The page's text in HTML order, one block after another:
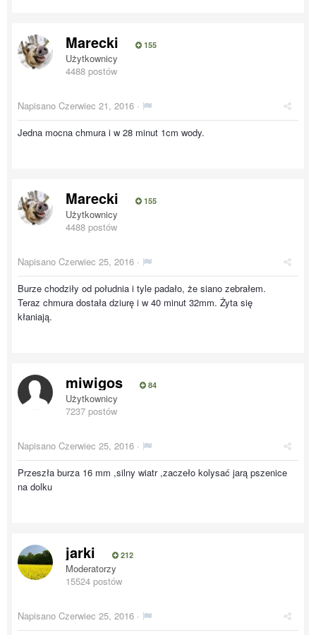
Marecki 155
Użytkownicy
4488 postów
Napisano Czerwiec 21, 2016 ·
Jedna mocna chmura i w 28 minut 1cm wody.
Marecki 155
Użytkownicy
4488 postów
Napisano Czerwiec 25, 2016 ·
Burze chodziły od południa i tyle padało, że siano zebrałem.
Teraz chmura dostała dziurę i w 40 minut 32mm. Żyta się
kłaniają.
miwigos 84
Użytkownicy
7237 postów
Napisano Czerwiec 25, 2016 ·
Przeszła burza 16 mm ,silny wiatr ,zaczeło kolysać jarą pszenice
na dolku
jarki 212
Moderatorzy
15524 postów
Napisano Czerwiec 25, 2016 ·